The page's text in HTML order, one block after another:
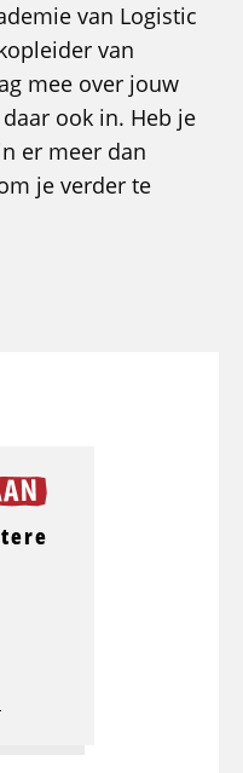
van Logistic
van
mee over jouw
ook in. Heb je
er meer dan
je verder te